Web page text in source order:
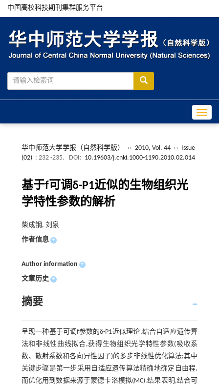
中国高校科技期刊集群服务平台
华中师范大学学报（自然科学版） ›› 2010, Vol. 44 ››
Issue
(02) : 232 -235. DOI: 10.19603/j.cnki.1000-1190.2010.02.014
基于f可调δ-P1近似的生物组织光
学特性参数的解析
柴成钢, 刘泉
作者信息 +
Author information +
文章历史 +
摘要
呈现一种基于可调f参数的δ-P1近似理论,结合自适应遗传算
法和非线性曲线拟合,获得生物组织光学特性参数(吸收系
数、散射系数和各向异性因子)的多步非线性优化算法;其中
关键步骤是第一步采用自适应遗传算法精确地确定自由程,
而优化用到数据来源于蒙德卡洛模拟(MC).结果表明,结合可